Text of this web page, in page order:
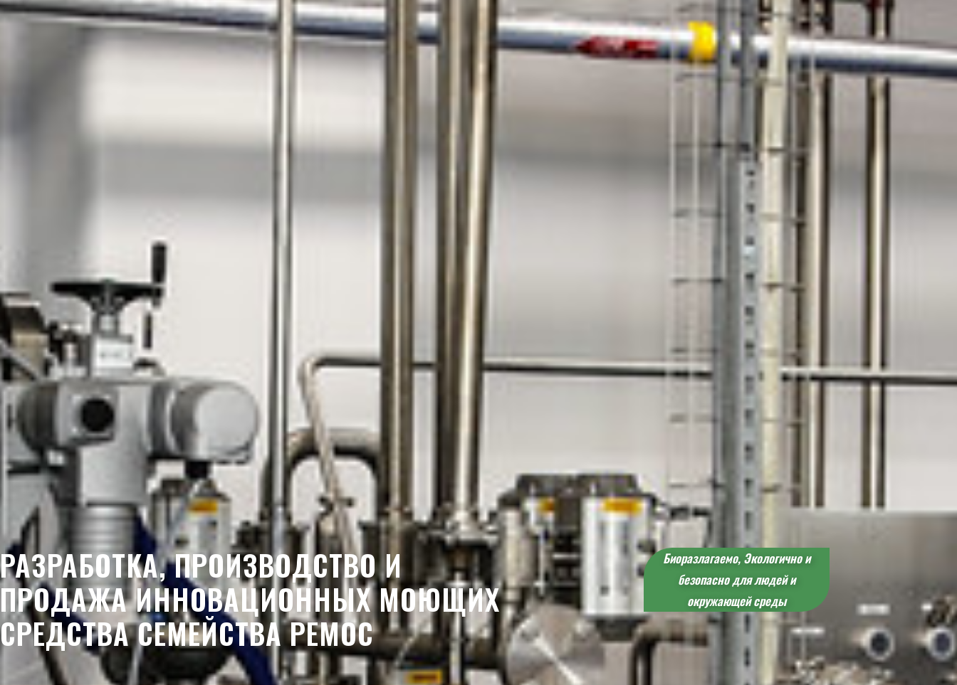
РАЗРАБОТКА, ПРОИЗВОДСТВО И
ПРОДАЖА ИННОВАЦИОННЫХ МОЮЩИХ
СРЕДСТВА СЕМЕЙСТВА РЕМОС
Биоразлагаемо, Экологично и
безопасно для людей и
окружающей среды